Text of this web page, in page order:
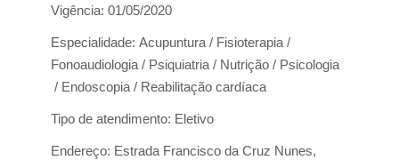
Vigência: 01/05/2020
Especialidade: Acupuntura / Fisioterapia /
Fonoaudiologia / Psiquiatria / Nutrição / Psicologia
/ Endoscopia / Reabilitação cardíaca
Tipo de atendimento: Eletivo
Endereço: Estrada Francisco da Cruz Nunes,